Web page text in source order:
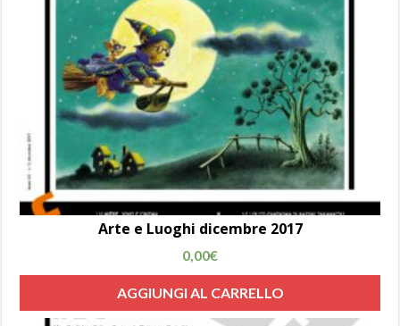
Arte e Luoghi dicembre 2017
0,00€
AGGIUNGI AL CARRELLO